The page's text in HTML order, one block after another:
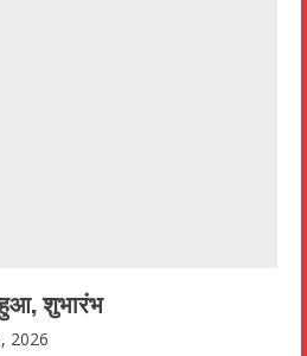
शुभारंभ
2026